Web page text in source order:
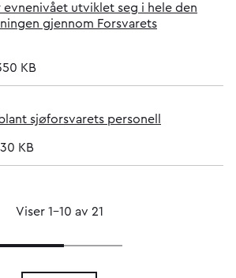
evnenivået utviklet seg i hele den
gjennom Forsvarets
KB
sjøforsvarets personell
KB
Viser 1–10 av 21